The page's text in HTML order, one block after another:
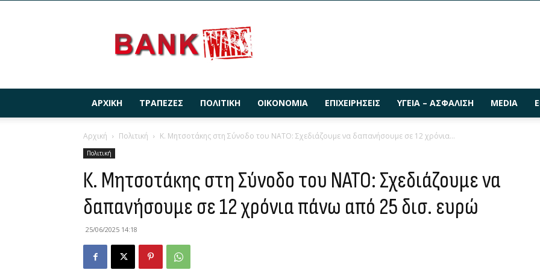
ΑΡΧΙΚΉ ΤΡΆΠΕΖΕΣ ΠΟΛΙΤΙΚΉ ΟΙΚΟΝΟΜΊΑ ΕΠΙΧΕΙΡΉΣΕΙΣ ΥΓΕΊΑ – ΑΣΦΆΛΙΣΗ MEDIA
Αρχική Πολιτική Κ. Μητσοτάκης στη Σύνοδο του ΝΑΤΟ: Σχεδιάζουμε να δαπανήσουμε σε 12 χρόνια...
Πολιτική
Κ. Μητσοτάκης στη Σύνοδο του ΝΑΤΟ: Σχεδιάζουμε να
δαπανήσουμε σε 12 χρόνια πάνω από 25 δισ. ευρώ
25/06/2025 14:18